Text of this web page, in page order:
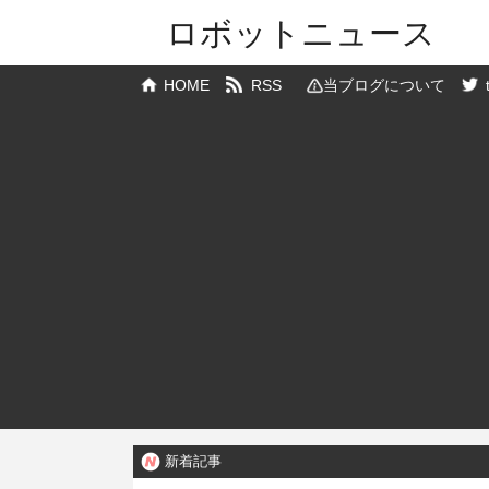
ロボットニュース
HOME RSS 当ブログについて
新着記事